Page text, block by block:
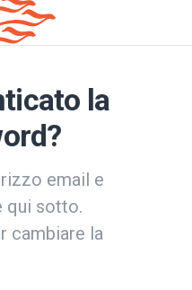
la
email e
qui sotto.
cambiare la